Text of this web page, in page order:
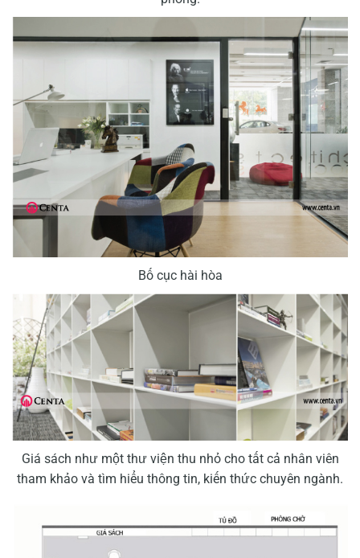
Bố cục hài hòa
Giá sách như một thư viện thu nhỏ cho tất cả nhân viên
tham khảo và tìm hiểu thông tin, kiến thức chuyên ngành.